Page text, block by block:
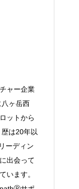
ャー企業
ヶ岳西
ットから
は20年以
ーディン
出会って
います。